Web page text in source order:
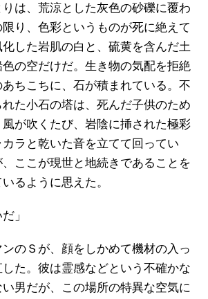
は、荒涼とした灰色の砂礫に覆わ
り、色彩というものが死に絶えて
した岩肌の白と、硫黄を含んだ土
の空だけだ。生き物の気配を拒絶
ちこちに、石が積まれている。不
た小石の塔は、死んだ子供のため
が吹くたび、岩陰に挿された極彩
ラと乾いた音を立てて回ってい
ここが現世と地続きであることを
るように思えた。
」
のＳが、顔をしかめて機材の入っ
た。彼は霊感などという不確かな
男だが、この場所の特異な空気に